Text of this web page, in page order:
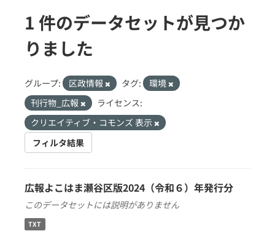
1 件のデータセットが見つか
りました
グループ: 区政情報 タグ:
環境
刊行物_広報
ライセンス:
クリエイティブ・コモンズ 表示
フィルタ結果
広報よこはま瀬谷区版2024（令和６）年発行分
このデータセットには説明がありません
TXT